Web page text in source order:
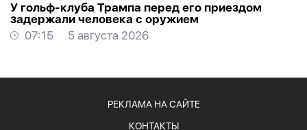
У гольф-клуба Трампа перед его приездом
задержали человека с оружием
07:15
5 августа 2026
РЕКЛАМА НА САЙТЕ
КОНТАКТЫ